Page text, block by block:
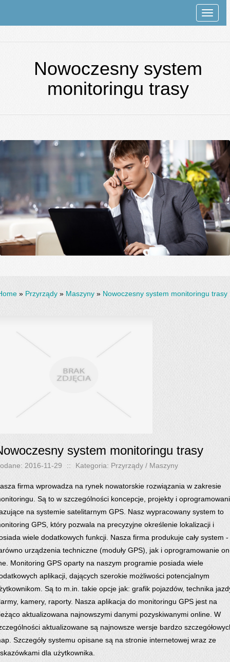
Rozwiń
Nowoczesny system
monitoringu trasy
» Przyrządy » Maszyny » Nowoczesny system monitoringu trasy
system monitoringu trasy
2016-11-29 :: Kategoria: Przyrządy / Maszyny
firma wprowadza na rynek nowatorskie rozwiązania w zakresie
Są to w szczególności koncepcje, projekty i
na systemie satelitarnym GPS. Nasz wypracowany system to
GPS, który pozwala na precyzyjne określenie lokalizacji i
wiele dodatkowych funkcji. Nasza firma produkuje cały system -
urządzenia techniczne (moduły GPS), jak i oprogramowanie
Monitoring GPS oparty na naszym programie posiada wiele
aplikacji, dających szerokie możliwości potencjalnym
Są to m.in. takie opcje jak: grafik pojazdów, technika
kamery, raporty. Nasza aplikacja do monitoringu GPS jest na
aktualizowana najnowszymi danymi pozyskiwanymi online. W
aktualizowane są najnowsze wersje bardzo
Szczegóły systemu opisane są na stronie internetowej wraz ze
dla użytkownika.